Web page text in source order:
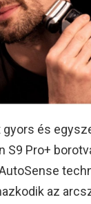
és
S9 Pro+
az